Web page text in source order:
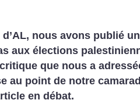
nous avons publié un
aux élections
que nous a
au point de notre
en débat.